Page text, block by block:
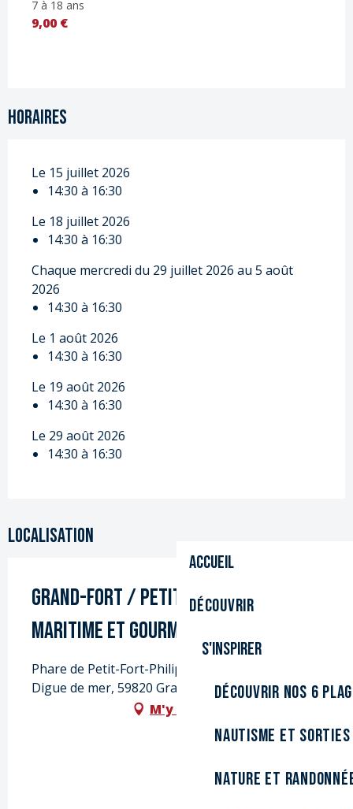
Accueil
Découvrir
S'inspirer
Découvrir nos 6
Nautisme et sorties
Nature et
7 à 18 ans
9,00 €
Horaires
Le 15 juillet 2026
14:30 à 16:30
Le 18 juillet 2026
14:30 à 16:30
Chaque mercredi du 29 juillet 2026 au 5 août
2026
14:30 à 16:30
Le 1 août 2026
14:30 à 16:30
Le 19 août 2026
14:30 à 16:30
Le 29 août 2026
14:30 à 16:30
Localisation
Grand-Fort / Petit-Fort : Balade
maritime et gourmande
Phare de Petit-Fort-Philippe, Boulevard de l'est -
Digue de mer, 59820 Gravelines
M'y rendre